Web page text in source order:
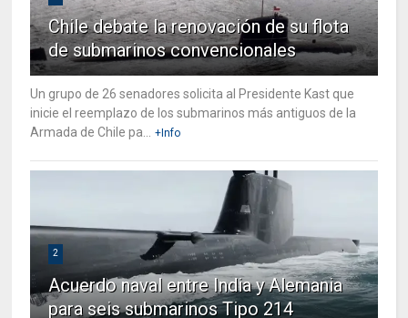
Chile debate la renovación de su flota
de submarinos convencionales
Un grupo de 26 senadores solicita al Presidente Kast que
inicie el reemplazo de los submarinos más antiguos de la
Armada de Chile pa...
+Info
2
Acuerdo naval entre India y Alemania
para seis submarinos Tipo 214